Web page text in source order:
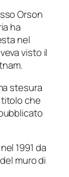
Orson
ha
nel
visto il
stesura
che
1991 da
muro di